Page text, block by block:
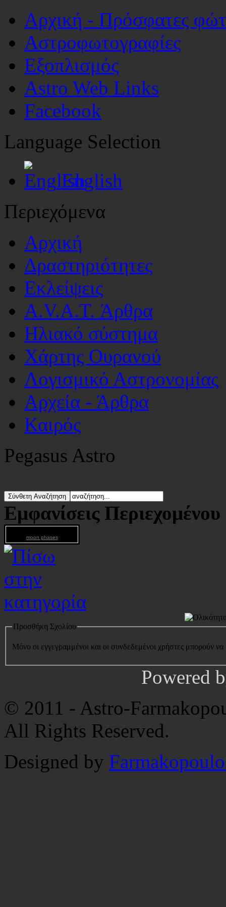
Αρχική - Πρόσφατες
Αστροφωτογραφίες
Εξοπλισμός
Astro Web Links
Facebook
Language Selection
English
Περιεχόμενα
Αρχική
Δραστηριότητες
Εκλείψεις
A.V.A.T. Άρθρα
Ηλιακό σύστημα
Χάρτης Ουρανού
Λογισμικό Αστρoνομίας
Αρχεία - Άρθρα
Καιρός
Pegasus Astro
Εμφανίσεις Περιεχομένου
moon phases
Προσθήκη Σχολίου
Μόνο οι εγγεγραμμένοι και οι συνδεδεμένοι χρήστες μπορούν
Powered
© 2011 - Astro-
All Rights Reserved.
Designed by